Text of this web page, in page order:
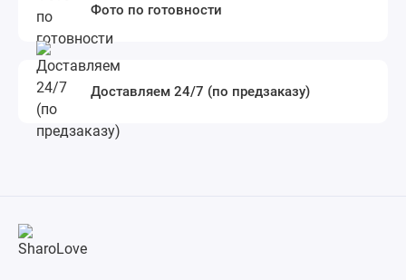
Фото по готовности
Доставляем 24/7 (по предзаказу)